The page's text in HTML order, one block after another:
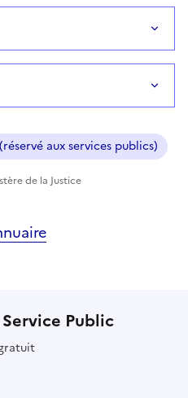
aux services publics)
de la Justice
Public